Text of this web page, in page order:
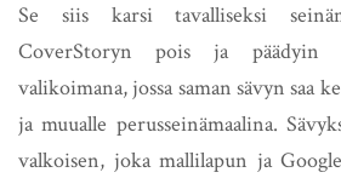
Se siis karsi tavalliseksi
CoverStoryn pois ja päädyin
valikoimana, jossa saman sävyn saa
ja muualle perusseinämaalina.
valkoisen, joka mallilapun ja